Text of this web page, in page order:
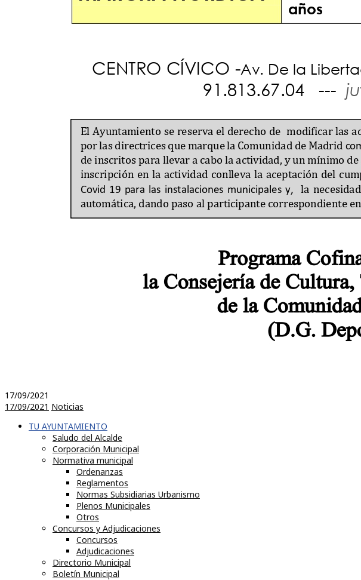
17/09/2021
17/09/2021 Noticias
TU AYUNTAMIENTO
Saludo del Alcalde
Corporación Municipal
Normativa municipal
Ordenanzas
Reglamentos
Normas Subsidiarias Urbanismo
Plenos Municipales
Otros
Concursos y Adjudicaciones
Concursos
Adjudicaciones
Directorio Municipal
Boletín Municipal